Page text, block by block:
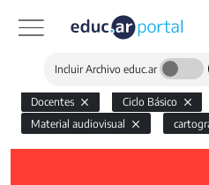
Incluir Archivo educ.ar
Docentes Ciclo Básico
Material audiovisual